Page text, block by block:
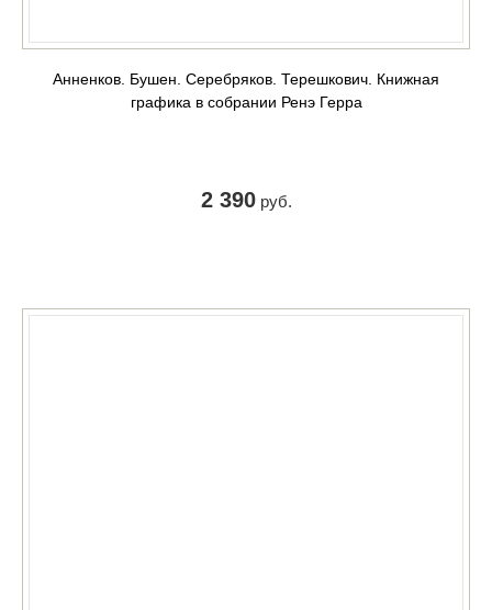
Анненков. Бушен. Серебряков. Терешкович. Книжная
графика в собрании Ренэ Герра
2 390руб.